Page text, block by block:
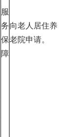
服
务
保
障
向老人居住养
老院申请。